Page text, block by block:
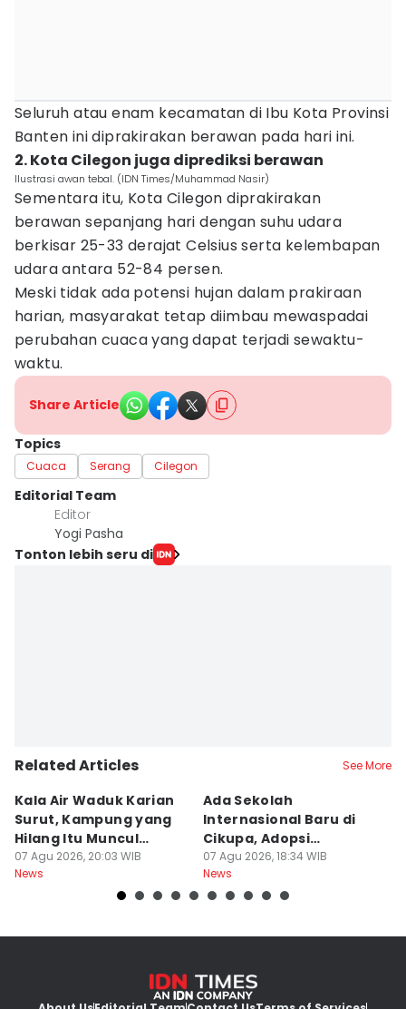
Seluruh atau enam kecamatan di Ibu Kota Provinsi
Banten ini diprakirakan berawan pada hari ini.
2. Kota Cilegon juga diprediksi berawan
Ilustrasi awan tebal. (IDN Times/Muhammad Nasir)
Sementara itu, Kota Cilegon diprakirakan
berawan sepanjang hari dengan suhu udara
berkisar 25-33 derajat Celsius serta kelembapan
udara antara 52-84 persen.
Meski tidak ada potensi hujan dalam prakiraan
harian, masyarakat tetap diimbau mewaspadai
perubahan cuaca yang dapat terjadi sewaktu-
waktu.
Share Article
Topics
Cuaca Serang Cilegon
Editorial Team
Editor
Yogi Pasha
Tonton lebih seru di
Related Articles See More
Kala Air Waduk Karian
Surut, Kampung yang
Hilang Itu Muncul
Kembali
07 Agu 2026, 20:03 WIB
News
Ada Sekolah
Internasional Baru di
Cikupa, Adopsi
Kurikulum Singapura
07 Agu 2026, 18:34 WIB
News